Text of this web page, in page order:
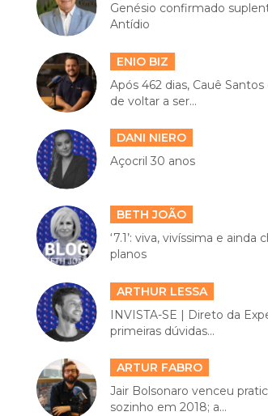
Genésio confirmado
Antídio
ENIO BIZ
Após 462 dias, Cauê
de voltar a ser...
DANI NIERO
Açocril 30 anos
BETH JOÃO
‘7.1’: viva, vivíssima e ainda
planos
ARTHUR LESSA
INVISTA-SE | Direto da
primeiras dúvidas...
ARTUR FABRO
Jair Bolsonaro venceu
sozinho em 2018; a...